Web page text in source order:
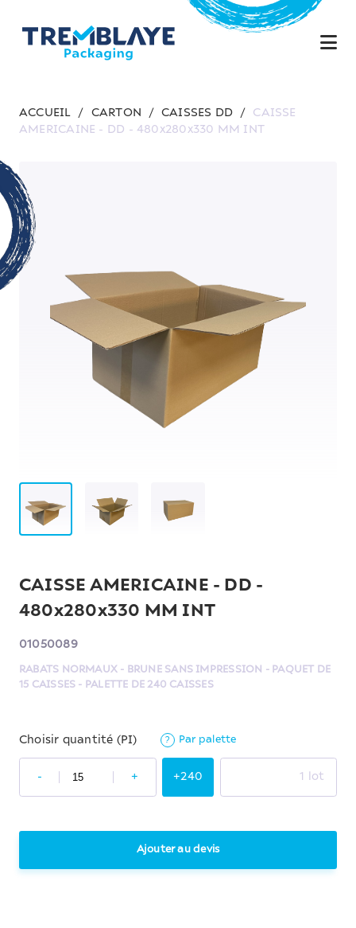
ACCUEIL / CARTON / CAISSES DD /
CAISSE
AMERICAINE - DD - 480x280x330 MM INT
CAISSE AMERICAINE - DD -
480x280x330 MM INT
01050089
RABATS NORMAUX - BRUNE SANS IMPRESSION - PAQUET DE
15 CAISSES - PALETTE DE 240 CAISSES
Choisir quantité (PI) ? Par palette
- + +240 1 lot
Ajouter au devis